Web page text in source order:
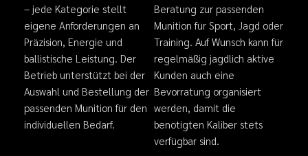
– jede Kategorie stellt
eigene Anforderungen an
Präzision, Energie und
ballistische Leistung. Der
Betrieb unterstützt bei der
Auswahl und Bestellung der
passenden Munition für den
individuellen Bedarf.
Beratung zur passenden
Munition für Sport, Jagd oder
Training. Auf Wunsch kann für
regelmäßig jagdlich aktive
Kunden auch eine
Bevorratung organisiert
werden, damit die
benötigten Kaliber stets
verfügbar sind.